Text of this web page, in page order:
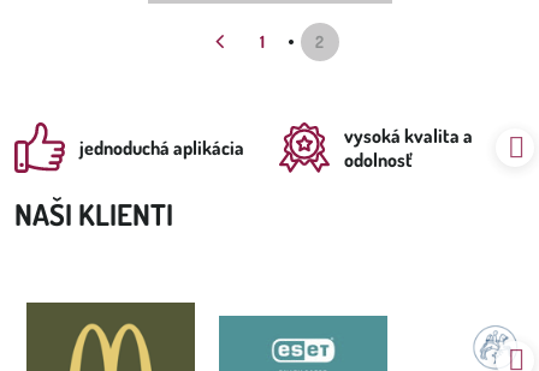
1 2
jednoduchá aplikácia
vysoká kvalita a
odolnosť
NAŠI KLIENTI